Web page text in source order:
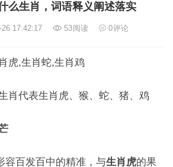
么生肖，词语释义阐述落实
17:42:17 53阅读 0评论
虎,生肖蛇,生肖鸡
肖代表生肖虎、猴、蛇、猪、鸡
容百发百中的精准，与生肖虎的果